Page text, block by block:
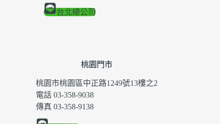
台北總公司
桃園門市
桃園市桃園區中正路1249號13樓之2
電話 03-358-9038
傳真 03-358-9138